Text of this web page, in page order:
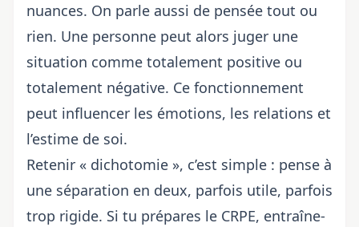
nuances. On parle aussi de pensée tout ou
rien. Une personne peut alors juger une
situation comme totalement positive ou
totalement négative. Ce fonctionnement
peut influencer les émotions, les relations et
l’estime de soi.
Retenir « dichotomie », c’est simple : pense à
une séparation en deux, parfois utile, parfois
trop rigide. Si tu prépares le CRPE, entraîne-